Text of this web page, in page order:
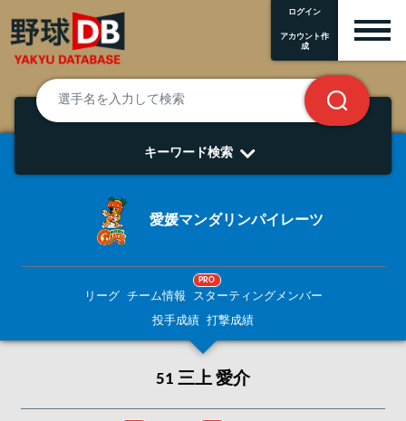
ログイン
アカウント作
成
キーワード検索
愛媛マンダリンパイレーツ
リーグ チーム情報
PRO
スターティングメンバー
投手成績 打撃成績
51 三上 愛介